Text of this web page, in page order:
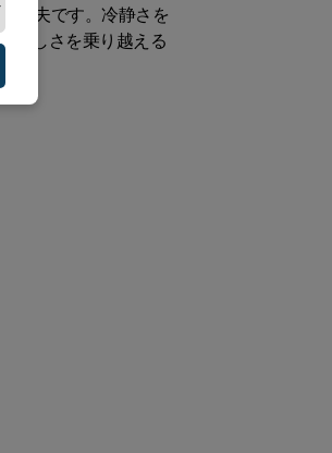
丈夫です。冷静さを
難しさを乗り越える